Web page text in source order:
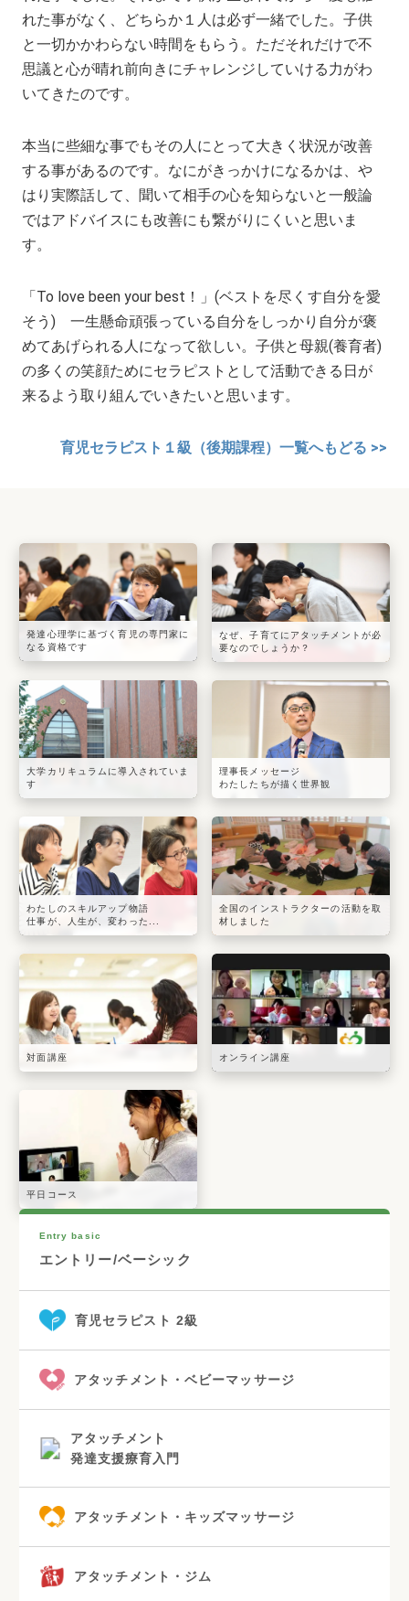
れた事がなく、どちらか１人は必ず一緒でした。子供
と一切かかわらない時間をもらう。ただそれだけで不
思議と心が晴れ前向きにチャレンジしていける力がわ
いてきたのです。
本当に些細な事でもその人にとって大きく状況が改善
する事があるのです。なにがきっかけになるかは、や
はり実際話して、聞いて相手の心を知らないと一般論
ではアドバイスにも改善にも繋がりにくいと思いま
す。
「To love been your best！」(ベストを尽くす自分を愛
そう) 一生懸命頑張っている自分をしっかり自分が褒
めてあげられる人になって欲しい。子供と母親(養育者)
の多くの笑顔ためにセラピストとして活動できる日が
来るよう取り組んでいきたいと思います。
育児セラピスト１級（後期課程）一覧へもどる >>
発達心理学に基づく育児の専門家に
なる資格です
なぜ、子育てにアタッチメントが必
要なのでしょうか？
大学カリキュラムに導入されていま
す
理事長メッセージ
わたしたちが描く世界観
わたしのスキルアップ物語
仕事が、人生が、変わった...
全国のインストラクターの活動を取
材しました
対面講座 オンライン講座
平日コース
Entry basic
エントリー/ベーシック
育児セラピスト 2級
アタッチメント・ベビーマッサージ
アタッチメント
発達支援療育入門
アタッチメント・キッズマッサージ
アタッチメント・ジム